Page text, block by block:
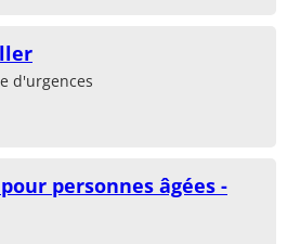
d'urgences
personnes âgées -